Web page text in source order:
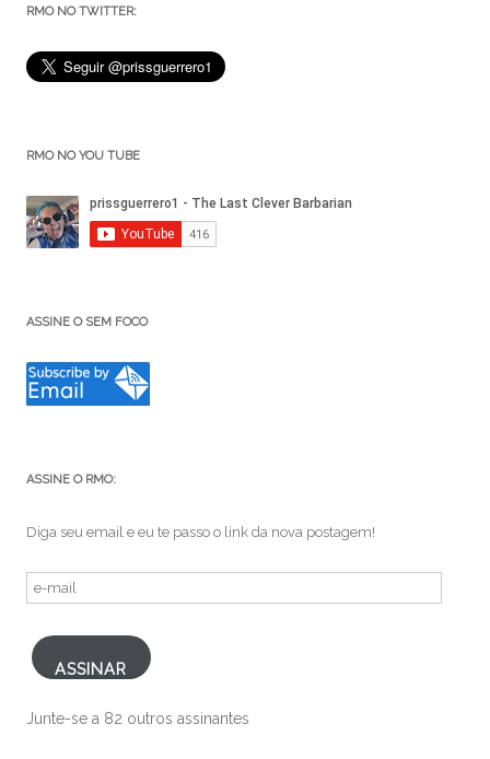
RMO NO TWITTER:
RMO NO YOU TUBE
ASSINE O SEM FOCO
ASSINE O RMO:
Diga seu email e eu te passo o link da nova postagem!
e-
mail
ASSINAR
Junte-se a 82 outros assinantes